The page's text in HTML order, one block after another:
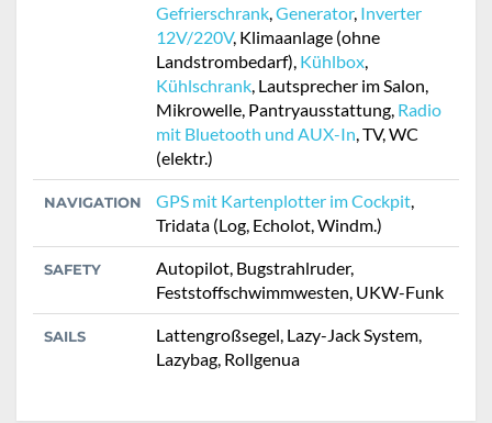
Gefrierschrank Generator, Inverter
12V/220V, Klimaanlage (ohne
Landstrombedarf), Kühlbox
Kühlschrank , Lautsprecher im Salon,
Mikrowelle, Pantryausstattung, Radio
mit Bluetooth und AUX-In , TV, WC
(elektr.)
NAVIGATION GPS mit Kartenplotter im Cockpit
Tridata (Log, Echolot, Windm.)
SAFETY
Autopilot, Bugstrahlruder,
Feststoffschwimmwesten, UKW-Funk
SAILS
Lattengroßsegel, Lazy-Jack System,
Lazybag, Rollgenua